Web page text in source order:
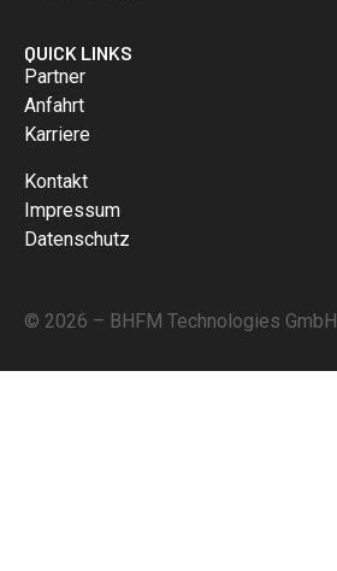
QUICK LINKS
Partner
Anfahrt
Karriere
Kontakt
Impressum
Datenschutz
© 2026 – BHFM Technologies GmbH